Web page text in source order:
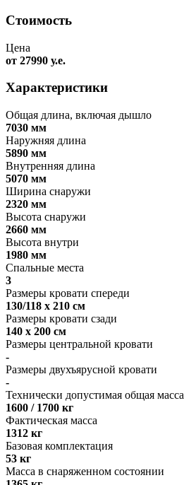
Стоимость
Цена
от 27990 у.е.
Характеристики
Общая длина, включая дышло
7030 мм
Наружняя длина
5890 мм
Внутренняя длина
5070 мм
Ширина снаружи
2320 мм
Высота снаружи
2660 мм
Высота внутри
1980 мм
Спальные места
3
Размеры кровати спереди
130/118 x 210 см
Размеры кровати сзади
140 x 200 см
Размеры центральной кровати
-
Размеры двухъярусной кровати
-
Технически допустимая общая масса
1600 / 1700 кг
Фактическая масса
1312 кг
Базовая комплектация
53 кг
Масса в снаряженном состоянии